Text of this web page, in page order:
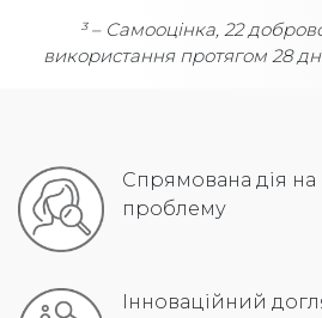
³ – Самооцінка, 22
використання протягом 28
Спрямована дія на
проблему
Інноваційний